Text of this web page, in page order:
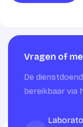
Vragen of
De
bereikbaar via